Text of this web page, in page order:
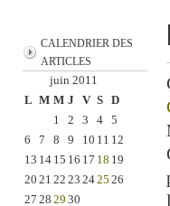
CALENDRIER DES
ARTICLES
juin 2011
L M M J V S D
1 2 3 4
5
6
7 8 9 10 11 12
13 14 15 16 17 18 19
20 21 22 23 2425 26
27 28 29 30